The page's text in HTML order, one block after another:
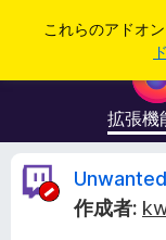
これらのアドオ
ド
拡張機
U
作成者: